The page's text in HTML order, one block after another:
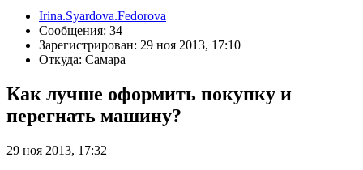
Irina.Syardova.Fedorova
Сообщения: 34
Зарегистрирован: 29 ноя 2013, 17:10
Откуда: Самара
Как лучше оформить покупку и
перегнать машину?
29 ноя 2013, 17:32